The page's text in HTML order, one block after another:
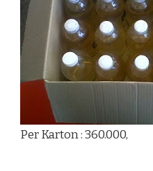
Per Karton : 360.000,